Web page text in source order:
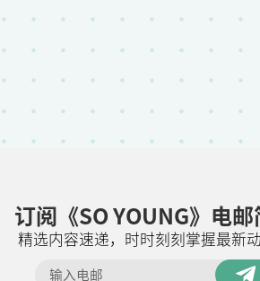
订阅《SO YOUNG》电
精选内容速递，时时刻刻掌握最新